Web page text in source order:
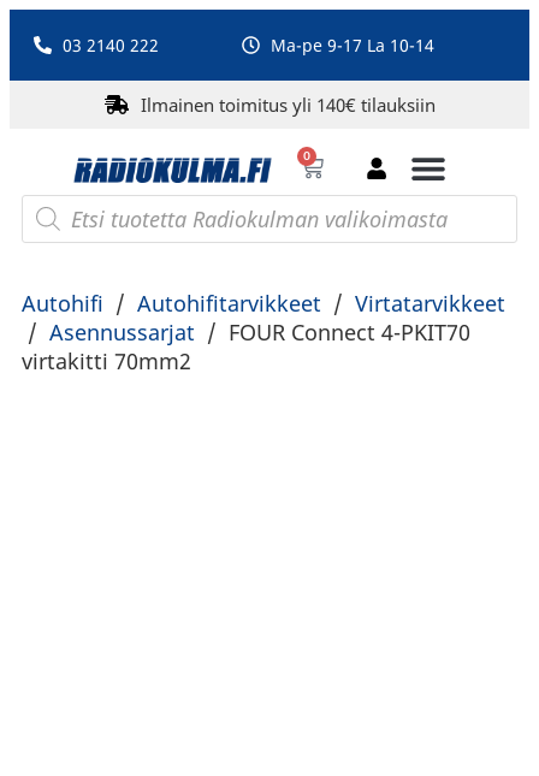
03 2140 222 Ma-pe 9-17 La 10-14
Ilmainen toimitus yli 140€ tilauksiin
0
Autohifi / Autohifitarvikkeet / Virtatarvikkeet
/ Asennussarjat / FOUR Connect 4-PKIT70
virtakitti 70mm2